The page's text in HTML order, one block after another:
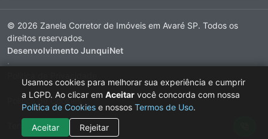
© 2026 Zanela Corretor de Imóveis em Avaré SP. Todos os
direitos reservados.
Desenvolvimento JunquiNet
·
Política de Cookies
Termos de Uso
Usamos cookies para melhorar sua experiência e cumprir
a LGPD. Ao clicar em Aceitar você concorda com nossa
Política de Cookies e nossos Termos de Uso.
Aceitar
Rejeitar